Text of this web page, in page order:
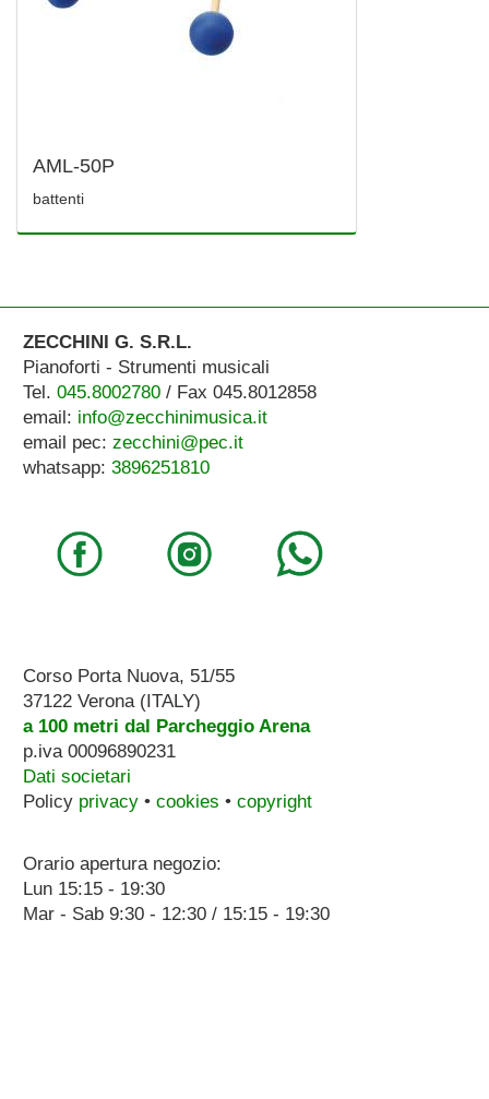
AML-50P
battenti
ZECCHINI G. S.R.L.
Pianoforti - Strumenti musicali
Tel. 045.8002780/ Fax 045.8012858
email: info@zecchinimusica.it
email pec: zecchini@pec.it
whatsapp: 3896251810
Corso Porta Nuova, 51/55
37122 Verona (ITALY)
a 100 metri dal Parcheggio Arena
p.iva 00096890231
Dati societari
Policy privacy• cookies • copyright
Orario apertura negozio:
Lun 15:15 - 19:30
Mar - Sab 9:30 - 12:30 / 15:15 - 19:30